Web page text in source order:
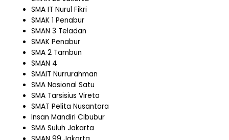
SMA IT Nurul Fikri
SMAK 1 Penabur
SMAN 3 Teladan
SMAK Penabur
SMA 2 Tambun
SMAN 4
SMAIT Nurrurahman
SMA Nasional Satu
SMA Tarsisius Vireta
SMAT Pelita Nusantara
Insan Mandiri Cibubur
SMA Suluh Jakarta